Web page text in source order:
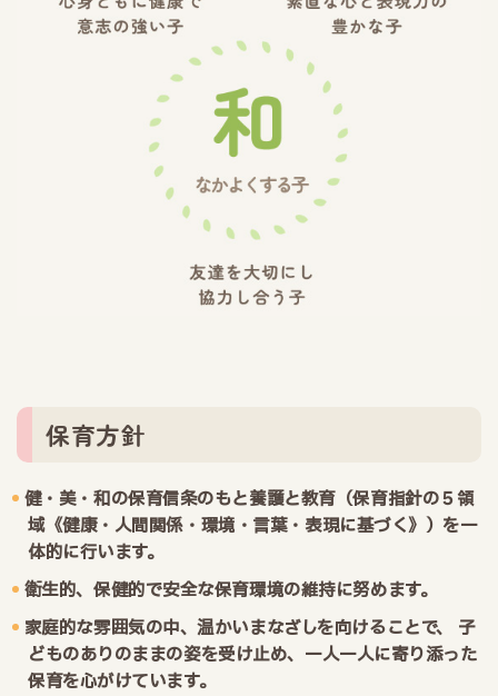
保育方針
健・美・和の保育信条のもと養護と教育（保育指針の５領
域《健康・人間関係・環境・言葉・表現に基づく》）を一
体的に行います。
衛生的、保健的で安全な保育環境の維持に努めます。
家庭的な雰囲気の中、温かいまなざしを向けることで、 子
どものありのままの姿を受け止め、一人一人に寄り添った
保育を心がけています。